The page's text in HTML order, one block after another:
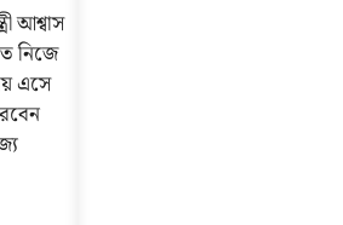
আশ্বাস
নিজে
এসে